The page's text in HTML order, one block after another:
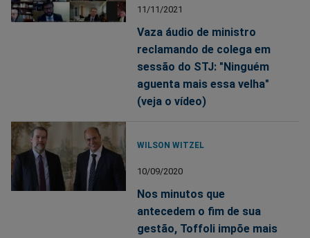
11/11/2021
Vaza áudio de ministro
reclamando de colega em
sessão do STJ: "Ninguém
aguenta mais essa velha"
(veja o vídeo)
WILSON WITZEL
10/09/2020
Nos minutos que
antecedem o fim de sua
gestão, Toffoli impõe mais